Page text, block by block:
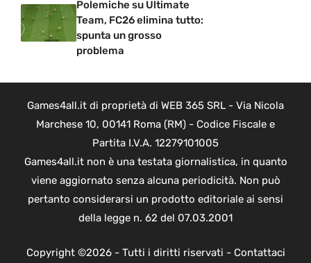
Polemiche su Ultimate
Team, FC26 elimina tutto:
spunta un grosso
problema
Games4all.it di proprietà di WEB 365 SRL - Via Nicola
Marchese 10, 00141 Roma (RM) - Codice Fiscale e
Partita I.V.A. 12279101005
Games4all.it non è una testata giornalistica, in quanto
viene aggiornato senza alcuna periodicità. Non può
pertanto considerarsi un prodotto editoriale ai sensi
della legge n. 62 del 07.03.2001
Copyright ©2026 - Tutti i diritti riservati - Contattaci